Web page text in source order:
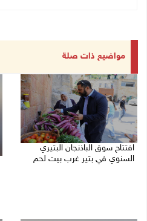
مواضيع ذات صلة
افتتاح سوق الباذنجان البتيري
السنوي في بتير غرب بيت لحم